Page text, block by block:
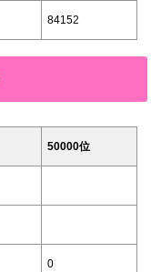
84152
50000位
0